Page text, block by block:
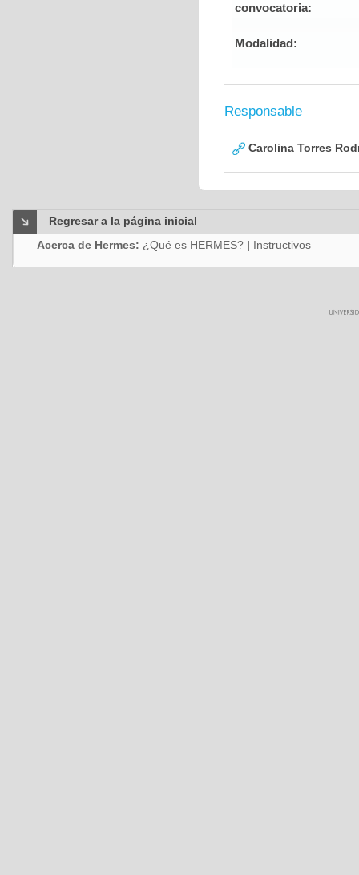
convocatoria:
Modalidad:
Responsable
Carolina Torres
Regresar a la página inicial
Acerca de Hermes: ¿Qué es HERMES? | Instructivos